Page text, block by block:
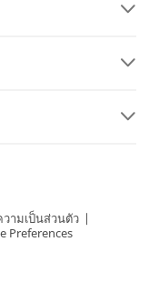
ามเป็นส่วนตัว |
Preferences